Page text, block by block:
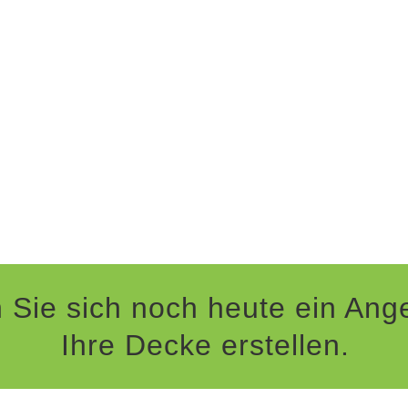
Sie sich noch heute ein
Ihre Decke erstellen.